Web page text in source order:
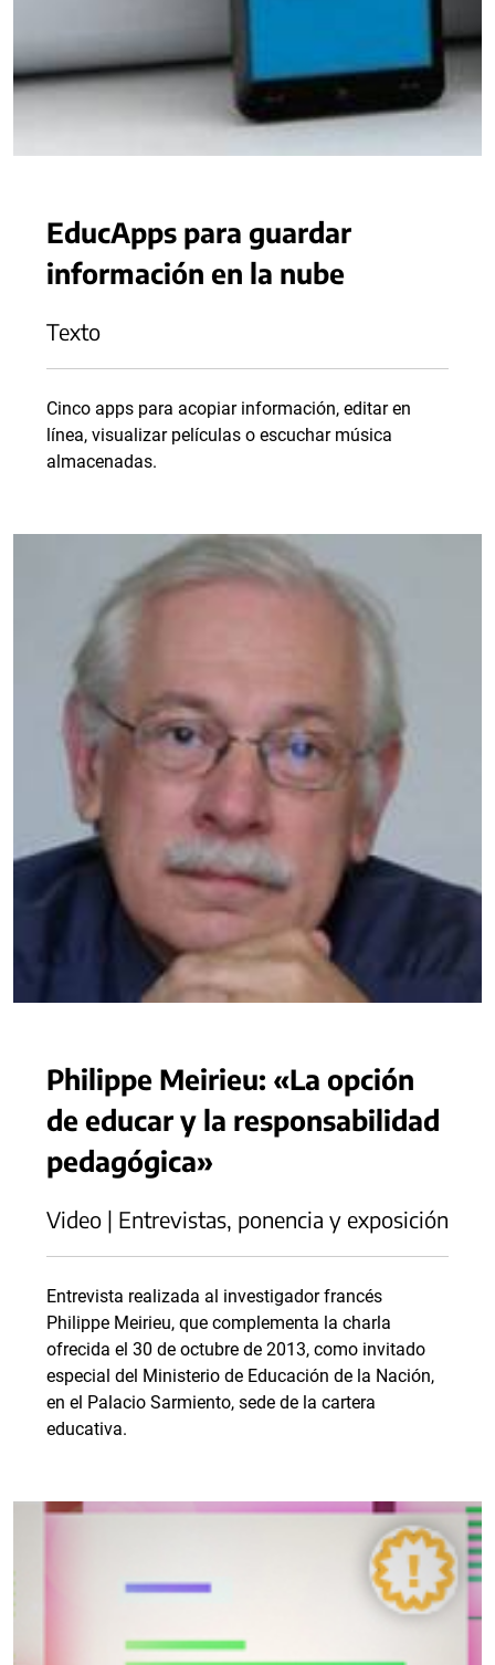
EducApps para guardar
información en la nube
Texto
Cinco apps para acopiar información, editar en
línea, visualizar películas o escuchar música
almacenadas.
Philippe Meirieu: «La opción
de educar y la responsabilidad
pedagógica»
Video | Entrevistas, ponencia y exposición
Entrevista realizada al investigador francés
Philippe Meirieu, que complementa la charla
ofrecida el 30 de octubre de 2013, como invitado
especial del Ministerio de Educación de la Nación,
en el Palacio Sarmiento, sede de la cartera
educativa.